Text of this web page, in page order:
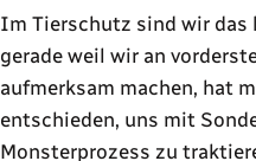
Im Tierschutz sind wir das
gerade weil wir an
aufmerksam machen, hat
entschieden, uns mit
Monsterprozess zu